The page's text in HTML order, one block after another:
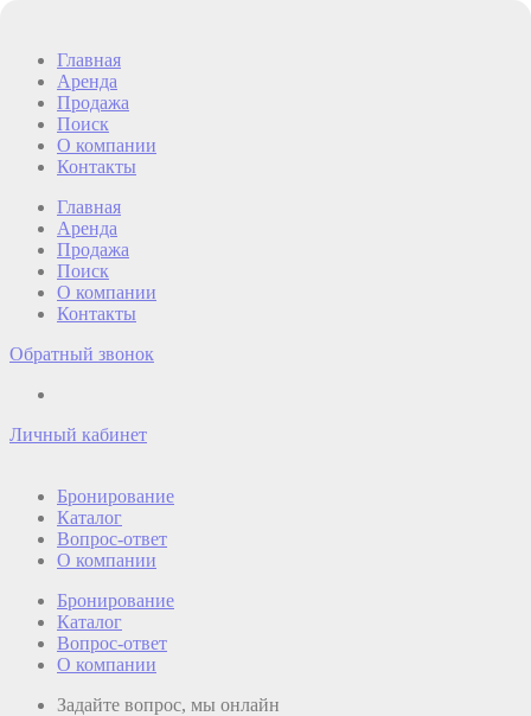
содержимому
Главная
Аренда
Продажа
Поиск
О компании
Контакты
Главная
Аренда
Продажа
Поиск
О компании
Контакты
Обратный звонок
Личный кабинет
Бронирование
Каталог
Вопрос-ответ
О компании
Бронирование
Каталог
Вопрос-ответ
О компании
Задайте вопрос, мы онлайн